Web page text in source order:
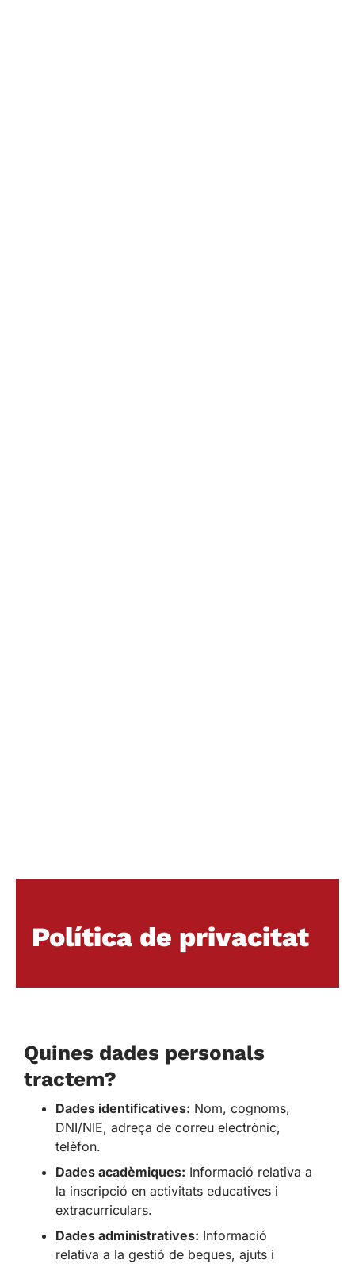
Política de privacitat
Quines dades personals
tractem?
Dades identificatives: Nom, cognoms,
DNI/NIE, adreça de correu electrònic,
telèfon.
Dades acadèmiques: Informació relativa a
la inscripció en activitats educatives i
extracurriculars.
Dades administratives: Informació
relativa a la gestió de beques, ajuts i